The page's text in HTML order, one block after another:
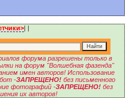
| |
форума разрешены только в
на форум "Волшебная фазенда"
имен авторов! Использование
-ЗАПРЕЩЕНО!без письменного
фотографий -ЗАПРЕЩЕНО! без
их авторов!